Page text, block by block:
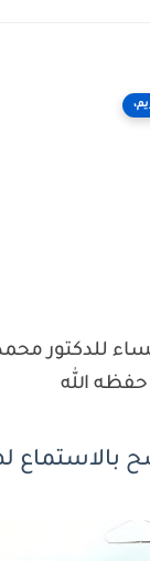
للدكتور
الله
بالاستماع